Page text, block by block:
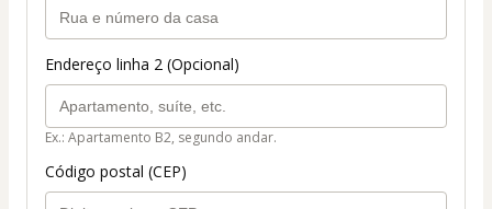
Endereço linha 2 (Opcional)
Ex.: Apartamento B2, segundo andar.
Código postal (CEP)